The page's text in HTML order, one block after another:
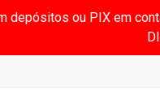
depósitos ou PIX em